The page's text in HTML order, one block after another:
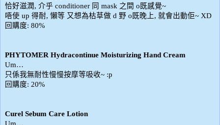
恰好滋潤, 介乎 conditioner 同 mask 之間 o既感覺~
唔使 up 得耐, 懶等 又想為枯草做 d 野 o既晚上, 就會出動佢~ XD
回購度: 80%
PHYTOMER Hydracontinue Moisturizing Hand Cream
Um…
只係我無耐性慢慢按摩等吸收~ :p
回購度: 20%
Curel Sebum Care Lotion